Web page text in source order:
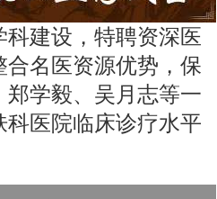
建设，特聘资深医
名医资源优势，保
学毅、吴月志等一
医院临床诊疗水平